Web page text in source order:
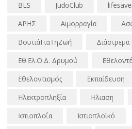
BLS JudoClub
ΑΡΗΣ
Αιμορραγία
ΒουτιάΓιαΤηΖωή
Διάστρεμα
Εθ.Ελ.Ο.Δ. Δρυμού
Εθελοντισμός
Εκπαίδευση
Ηλεκτροπληξία
Ηλιαση
Ιστιοπλοΐα
Ιστιοπλοϊκό